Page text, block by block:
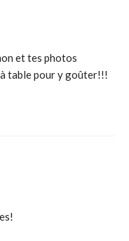
et tes photos
table pour y goûter!!!